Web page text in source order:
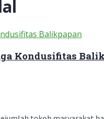
Kondusifitas